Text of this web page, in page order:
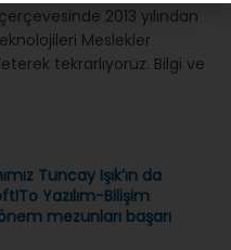
2013 yılından
Meslekler
tekrarlıyoruz. Bilgi ve
Tuncay Işık’ın da
Yazılım-Bilişim
mezunları başarı